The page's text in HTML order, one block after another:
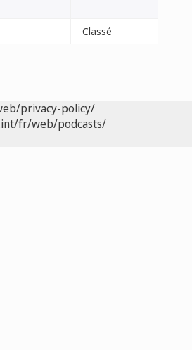
Classé
privacy-policy/
fr/web/podcasts/